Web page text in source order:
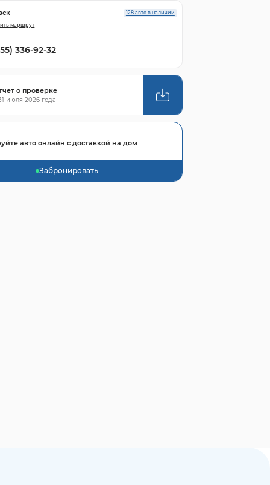
128 авто в наличии
маршрут
336-92-32
о проверке
июля 2026 года
авто онлайн с доставкой на дом
Забронировать